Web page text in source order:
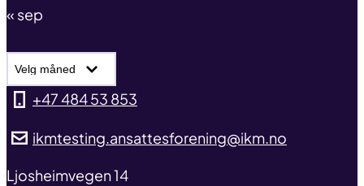
« sep
Nyhetsarkiv
+47 484 53 853
ikmtesting.ansattesforening@ikm.no
address
Ljosheimvegen 14